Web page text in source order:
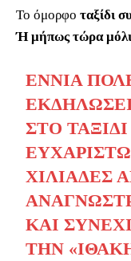
Το όμορφο ταξίδι
Ή μήπως τώρα
ΕΝΝΙΆ
ΣΤΟ
ΧΙΛΙΆΔΕΣ
ΚΑΙ
ΤΗΝ